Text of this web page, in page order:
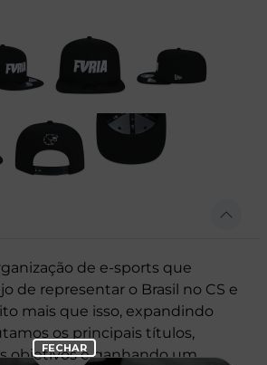
de e-sports que
de representar o Brasil no CS e
mais que isso, expandindo
os principais títulos,
objetivos e ganhando um